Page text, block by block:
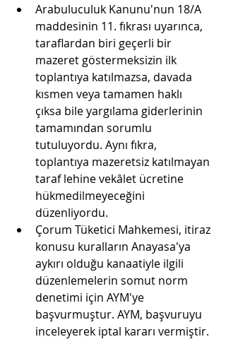
Arabuluculuk Kanunu'nun 18/A
maddesinin 11. fıkrası uyarınca,
taraflardan biri geçerli bir
mazeret göstermeksizin ilk
toplantıya katılmazsa, davada
kısmen veya tamamen haklı
çıksa bile yargılama giderlerinin
tamamından sorumlu
tutuluyordu. Aynı fıkra,
toplantıya mazeretsiz katılmayan
taraf lehine vekâlet ücretine
hükmedilmeyeceğini
düzenliyordu.
Çorum Tüketici Mahkemesi, itiraz
konusu kuralların Anayasa'ya
aykırı olduğu kanaatiyle ilgili
düzenlemelerin somut norm
denetimi için AYM'ye
başvurmuştur. AYM, başvuruyu
inceleyerek iptal kararı vermiştir.